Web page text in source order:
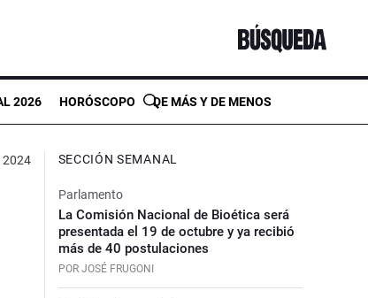
2026 HORÓSCOPO DE MÁS Y DE MENOS
2024 SECCIÓN SEMANAL
Parlamento
La Comisión Nacional de Bioética será
presentada el 19 de octubre y ya recibió
más de 40 postulaciones
POR JOSÉ FRUGONI